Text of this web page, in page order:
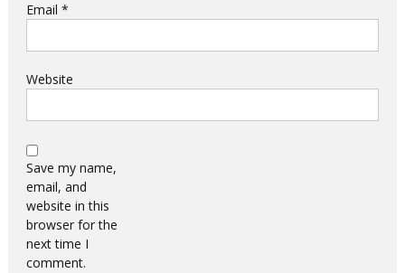
Email *
Website
Save my name,
email, and
website in this
browser for the
next time I
comment.